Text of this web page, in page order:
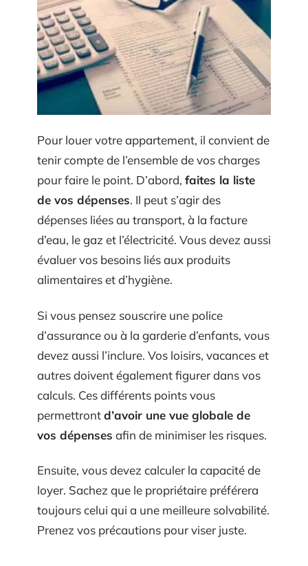
Pour louer votre appartement, il convient de
tenir compte de l’ensemble de vos charges
pour faire le point. D’abord, faites la liste
de vos dépenses. Il peut s’agir des
dépenses liées au transport, à la facture
d’eau, le gaz et l’électricité. Vous devez aussi
évaluer vos besoins liés aux produits
alimentaires et d’hygiène.
Si vous pensez souscrire une police
d’assurance ou à la garderie d’enfants, vous
devez aussi l’inclure. Vos loisirs, vacances et
autres doivent également figurer dans vos
calculs. Ces différents points vous
permettrontd’avoir une vue globale de
vos dépenses afin de minimiser les risques.
Ensuite, vous devez calculer la capacité de
loyer. Sachez que le propriétaire préférera
toujours celui qui a une meilleure solvabilité.
Prenez vos précautions pour viser juste.